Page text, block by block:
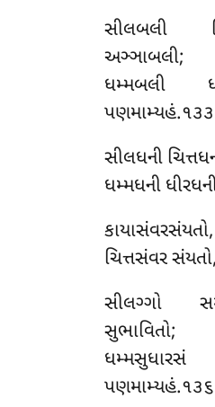
સીલબલી
અઞ્ઞાબલી;
ધમ્મબલી
સીલધની
ધમ્મધની
ચિત્તસંવર
સીલગ્ગો
સુભાવિતો;